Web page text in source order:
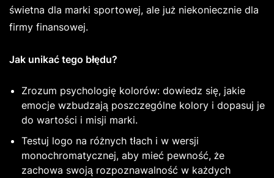
świetna dla marki sportowej, ale już niekoniecznie dla
firmy finansowej.
Jak unikać tego błędu?
Zrozum psychologię kolorów: dowiedz się, jakie
emocje wzbudzają poszczególne kolory i dopasuj je
do wartości i misji marki.
Testuj logo na różnych tłach i w wersji
monochromatycznej, aby mieć pewność, że
zachowa swoją rozpoznawalność w każdych